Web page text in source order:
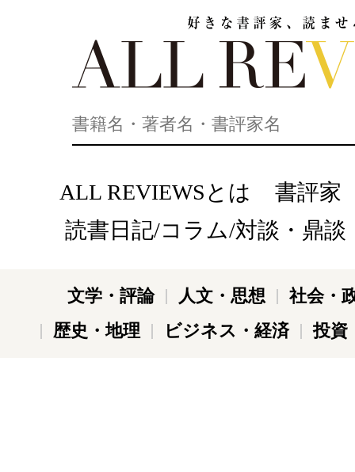
ALL REVIEWSとは
書評家
読書日記/コラム/対談・鼎談
文学・評論 人文・思想
社会・
歴史・地理
ビジネス・経済 投資